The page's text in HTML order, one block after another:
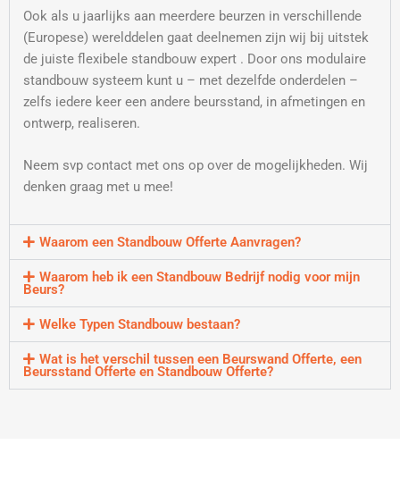
Ook als u jaarlijks aan meerdere beurzen in verschillende
(Europese) werelddelen gaat deelnemen zijn wij bij uitstek
de juiste flexibele standbouw expert . Door ons modulaire
standbouw systeem kunt u – met dezelfde onderdelen –
zelfs iedere keer een andere beursstand, in afmetingen en
ontwerp, realiseren.
Neem svp contact met ons op over de mogelijkheden. Wij
denken graag met u mee!
Waarom een Standbouw Offerte Aanvragen?
Waarom heb ik een Standbouw Bedrijf nodig voor mijn
Beurs?
Welke Typen Standbouw bestaan?
Wat is het verschil tussen een Beurswand Offerte, een
Beursstand Offerte en Standbouw Offerte?